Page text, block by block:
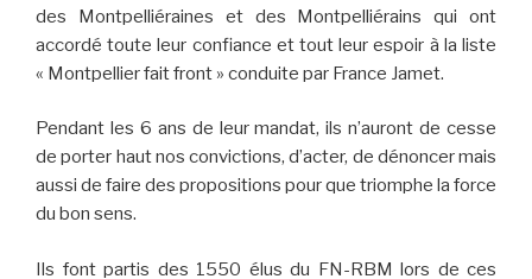
des Montpelliéraines et des Montpelliérains qui ont
accordé toute leur confiance et tout leur espoir à la liste
« Montpellier fait front » conduite par France Jamet.
Pendant les 6 ans de leur mandat, ils n’auront de cesse
de porter haut nos convictions, d’acter, de dénoncer mais
aussi de faire des propositions pour que triomphe la force
du bon sens.
Ils font partis des 1550 élus du FN-RBM lors de ces